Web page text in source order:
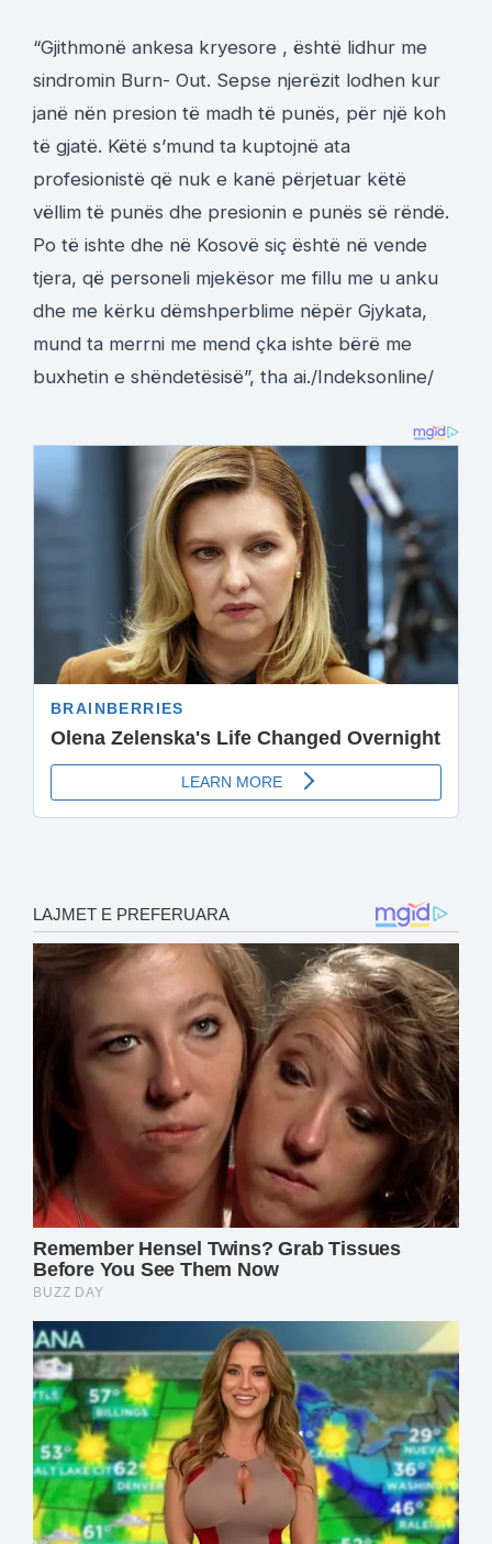
“Gjithmonë ankesa kryesore , është lidhur me
sindromin Burn- Out. Sepse njerëzit lodhen kur
janë nën presion të madh të punës, për një koh
të gjatë. Këtë s’mund ta kuptojnë ata
profesionistë që nuk e kanë përjetuar këtë
vëllim të punës dhe presionin e punës së rëndë.
Po të ishte dhe në Kosovë siç është në vende
tjera, që personeli mjekësor me fillu me u anku
dhe me kërku dëmshperblime nëpër Gjykata,
mund ta merrni me mend çka ishte bërë me
buxhetin e shëndetësisë”, tha ai./Indeksonline/